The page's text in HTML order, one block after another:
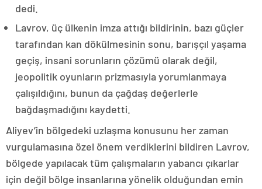
dedi.
Lavrov, üç ülkenin imza attığı bildirinin, bazı güçler
tarafından kan dökülmesinin sonu, barışçıl yaşama
geçiş, insani sorunların çözümü olarak değil,
jeopolitik oyunların prizmasıyla yorumlanmaya
çalışıldığını, bunun da çağdaş değerlerle
bağdaşmadığını kaydetti.
Aliyev’in bölgedeki uzlaşma konusunu her zaman
vurgulamasına özel önem verdiklerini bildiren Lavrov,
bölgede yapılacak tüm çalışmaların yabancı çıkarlar
için değil bölge insanlarına yönelik olduğundan emin